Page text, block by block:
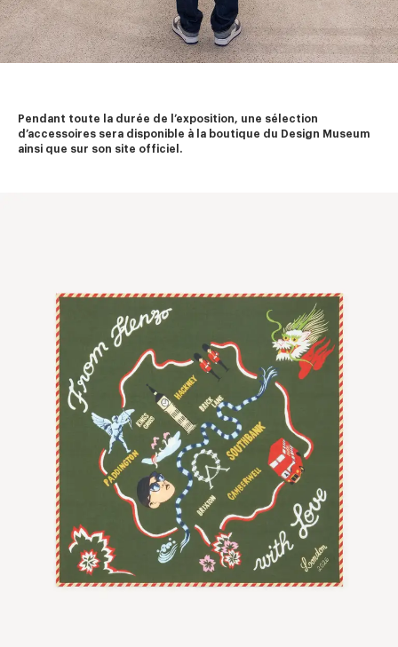
Pendant toute la durée de l’exposition, une sélection
d’accessoires sera disponible à la boutique du Design Museum
ainsi que sur son site officiel.